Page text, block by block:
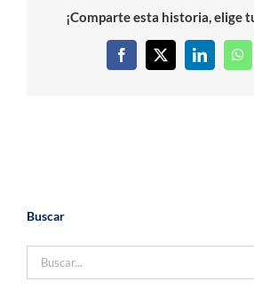
¡Comparte esta historia, elige
Facebook
X LinkedIn
Buscar